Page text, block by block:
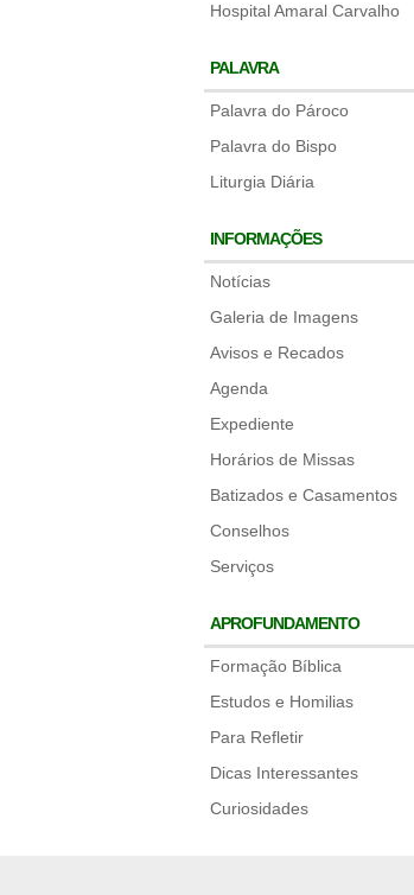
Hospital Amaral Carvalho
PALAVRA
Palavra do Pároco
Palavra do Bispo
Liturgia Diária
INFORMAÇÕES
Notícias
Galeria de Imagens
Avisos e Recados
Agenda
Expediente
Horários de Missas
Batizados e Casamentos
Conselhos
Serviços
APROFUNDAMENTO
Formação Bíblica
Estudos e Homilias
Para Refletir
Dicas Interessantes
Curiosidades